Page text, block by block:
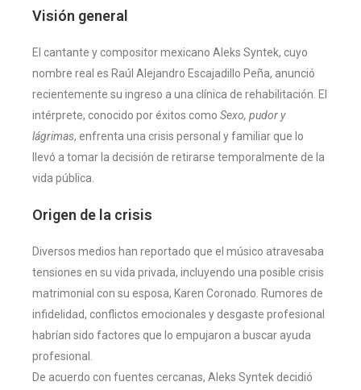
Visión general
El cantante y compositor mexicano Aleks Syntek, cuyo
nombre real es Raúl Alejandro Escajadillo Peña, anunció
recientemente su ingreso a una clínica de rehabilitación. El
intérprete, conocido por éxitos como Sexo, pudor y
lágrimas, enfrenta una crisis personal y familiar que lo
llevó a tomar la decisión de retirarse temporalmente de la
vida pública.
Origen de la crisis
Diversos medios han reportado que el músico atravesaba
tensiones en su vida privada, incluyendo una posible crisis
matrimonial con su esposa, Karen Coronado. Rumores de
infidelidad, conflictos emocionales y desgaste profesional
habrían sido factores que lo empujaron a buscar ayuda
profesional.
De acuerdo con fuentes cercanas, Aleks Syntek decidió